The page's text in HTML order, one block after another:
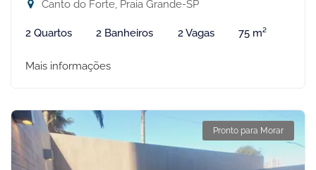
Canto do Forte, Praia Grande-SP
2 Quartos 2 Banheiros 2 Vagas 75 m²
Mais informações
Pronto para Morar